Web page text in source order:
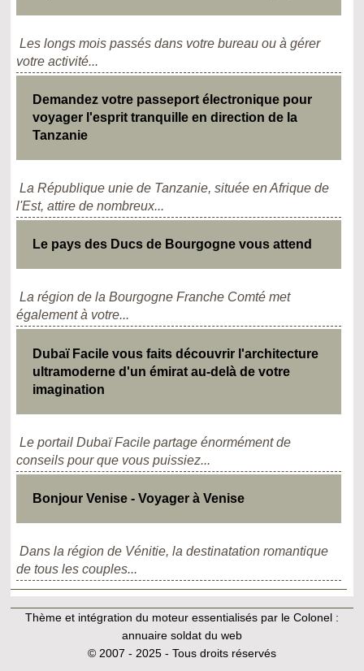
Les longs mois passés dans votre bureau ou à gérer
votre activité...
Demandez votre passeport électronique pour
voyager l'esprit tranquille en direction de la
Tanzanie
La République unie de Tanzanie, située en Afrique de
l'Est, attire de nombreux...
Le pays des Ducs de Bourgogne vous attend
La région de la Bourgogne Franche Comté met
également à votre...
Dubaï Facile vous faits découvrir l'architecture
ultramoderne d'un émirat au-delà de votre
imagination
Le portail Dubaï Facile partage énormément de
conseils pour que vous puissiez...
Bonjour Venise - Voyager à Venise
Dans la région de Vénitie, la destinatation romantique
de tous les couples...
Thème et intégration du moteur essentialisés par le Colonel :
annuaire soldat du web
© 2007 - 2025 - Tous droits réservés